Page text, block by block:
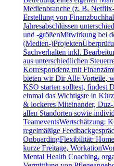
Medienbranche (z. B.
Erstellung von
Jahresabschlüssen
und -größenMitwirkung bei
(Medien-
Sachverhalten inkl.
aus unterschiedlichen
Korrespondenz mit
bieten wir Dir Alle Vorteile,
KSO starten solltest, findest
einmal das Wichtigste in
& lockeres Miteinander,
allen Standorten sowie
TeameventsWertschätzung:
regelmäßige
OnboardingFlexibilität:
kurze Freitage,
Mental Health Coaching,